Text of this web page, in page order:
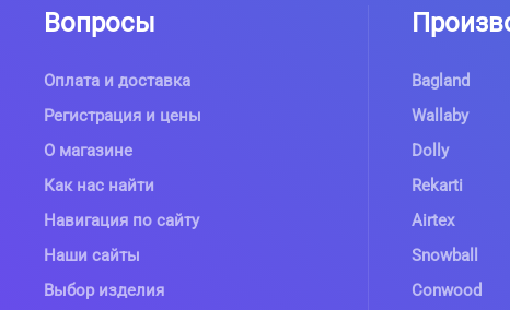
Вопросы
Оплата и доставка
Регистрация и цены
О магазине
Как нас найти
Навигация по сайту
Наши сайты
Выбор изделия
Bagland
Wallaby
Dolly
Rekarti
Airtex
Snowball
Conwood